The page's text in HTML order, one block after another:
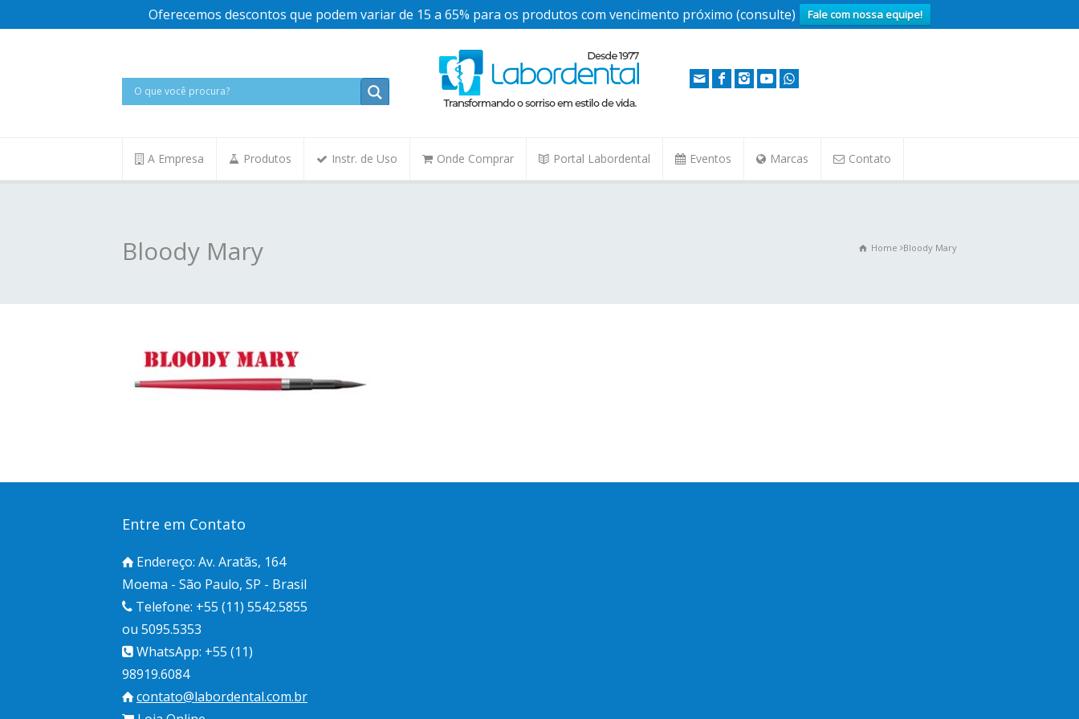
Oferecemos descontos que podem variar de 15 a 65% para os produtos com vencimento próximo (consulte) Fale com nossa equipe!
A Empresa Produtos Instr. de Uso Onde Comprar Portal Labordental Eventos Marcas Contato
Bloody Mary Home Bloody Mary
Entre em Contato
Endereço: Av. Aratãs, 164
Moema - São Paulo, SP - Brasil
Telefone: +55 (11) 5542.5855
ou 5095.5353
WhatsApp: +55 (11)
98919.6084
contato@labordental.com.br